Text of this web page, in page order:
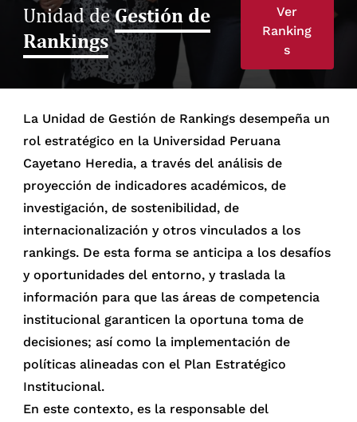
Unidad deGestión de
Rankings
Ver
Ranking
s
La Unidad de Gestión de Rankings desempeña un
rol estratégico en la Universidad Peruana
Cayetano Heredia, a través del análisis de
proyección de indicadores académicos, de
investigación, de sostenibilidad, de
internacionalización y otros vinculados a los
rankings. De esta forma se anticipa a los desafíos
y oportunidades del entorno, y traslada la
información para que las áreas de competencia
institucional garanticen la oportuna toma de
decisiones; así como la implementación de
políticas alineadas con el Plan Estratégico
Institucional.
En este contexto, es la responsable del